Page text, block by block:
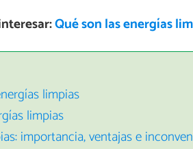
Qué son las energías
limpias
limpias
importancia, ventajas e